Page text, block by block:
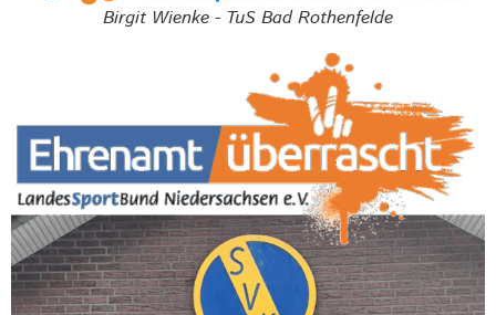
Birgit Wienke - TuS Bad Rothenfelde